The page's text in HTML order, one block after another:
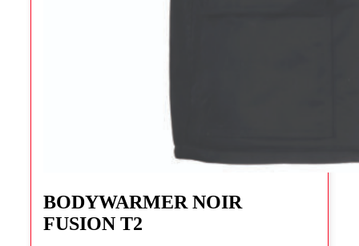
produit
a
plusieurs
BODYWARMER NOIR
FUSION T2